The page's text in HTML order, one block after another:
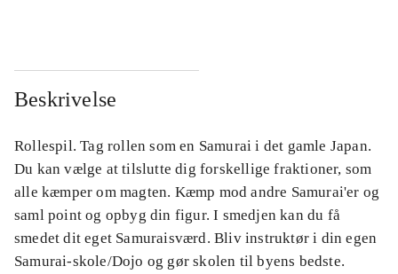
Beskrivelse
Rollespil. Tag rollen som en Samurai i det gamle Japan.
Du kan vælge at tilslutte dig forskellige fraktioner, som
alle kæmper om magten. Kæmp mod andre Samurai'er og
saml point og opbyg din figur. I smedjen kan du få
smedet dit eget Samuraisværd. Bliv instruktør i din egen
Samurai-skole/Dojo og gør skolen til byens bedste.